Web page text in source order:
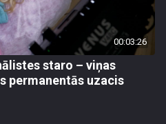
00:03:26
staro – viņas
permanentās uzacis